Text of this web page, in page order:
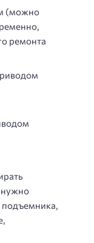
(можно
ремонта
подъемника,